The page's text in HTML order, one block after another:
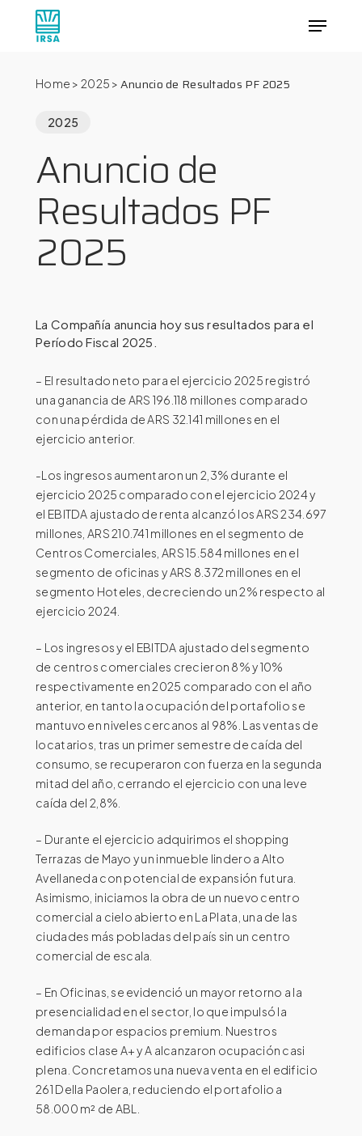
Menu
Home > 2025 > Anuncio de Resultados PF 2025
2025
Anuncio de
Resultados PF
2025
La Compañía anuncia hoy sus resultados para el
Período Fiscal 2025.
– El resultado neto para el ejercicio 2025 registró
una ganancia de ARS 196.118 millones comparado
con una pérdida de ARS 32.141 millones en el
ejercicio anterior.
-Los ingresos aumentaron un 2,3% durante el
ejercicio 2025 comparado con el ejercicio 2024 y
el EBITDA ajustado de renta alcanzó los ARS 234.697
millones, ARS 210.741 millones en el segmento de
Centros Comerciales, ARS 15.584 millones en el
segmento de oficinas y ARS 8.372 millones en el
segmento Hoteles, decreciendo un 2% respecto al
ejercicio 2024.
– Los ingresos y el EBITDA ajustado del segmento
de centros comerciales crecieron 8% y 10%
respectivamente en 2025 comparado con el año
anterior, en tanto la ocupación del portafolio se
mantuvo en niveles cercanos al 98%. Las ventas de
locatarios, tras un primer semestre de caída del
consumo, se recuperaron con fuerza en la segunda
mitad del año, cerrando el ejercicio con una leve
caída del 2,8%.
– Durante el ejercicio adquirimos el shopping
Terrazas de Mayo y un inmueble lindero a Alto
Avellaneda con potencial de expansión futura.
Asimismo, iniciamos la obra de un nuevo centro
comercial a cielo abierto en La Plata, una de las
ciudades más pobladas del país sin un centro
comercial de escala.​​​​​​​
– En Oficinas, se evidenció un mayor retorno a la
presencialidad en el sector, lo que impulsó la
demanda por espacios premium. Nuestros
edificios clase A+ y A alcanzaron ocupación casi
plena. Concretamos una nueva venta en el edificio
261 Della Paolera, reduciendo el portafolio a
58.000 m² de ABL.​​​​​​​